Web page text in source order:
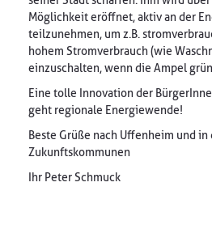
Möglichkeit eröffnet, aktiv an der
teilzunehmen, um z.B.
hohem Stromverbrauch (wie
einzuschalten, wenn die Ampel
Eine tolle Innovation der
geht regionale Energiewende!
Beste Grüße nach Uffenheim und in
Zukunftskommunen
Ihr Peter Schmuck